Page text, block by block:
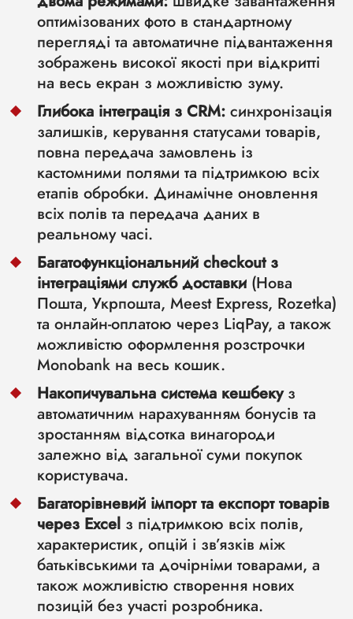
оптимізованих фото в стандартному
перегляді та автоматичне підвантаження
зображень високої якості при відкритті
на весь екран з можливістю зуму.
Глибока інтеграція з CRM: синхронізація
залишків, керування статусами товарів,
повна передача замовлень із
кастомними полями та підтримкою всіх
етапів обробки. Динамічне оновлення
всіх полів та передача даних в
реальному часі.
Багатофункціональний checkout з
інтеграціями служб доставки (Нова
Пошта, Укрпошта, Meest Express, Rozetka)
та онлайн-оплатою через LiqPay, а також
можливістю оформлення розстрочки
Monobank на весь кошик.
Накопичувальна система кешбекуз
автоматичним нарахуванням бонусів та
зростанням відсотка винагороди
залежно від загальної суми покупок
користувача.
Багаторівневий імпорт та експорт товарів
через Excel з підтримкою всіх полів,
характеристик, опцій і зв’язків між
батьківськими та дочірніми товарами, а
також можливістю створення нових
позицій без участі розробника.